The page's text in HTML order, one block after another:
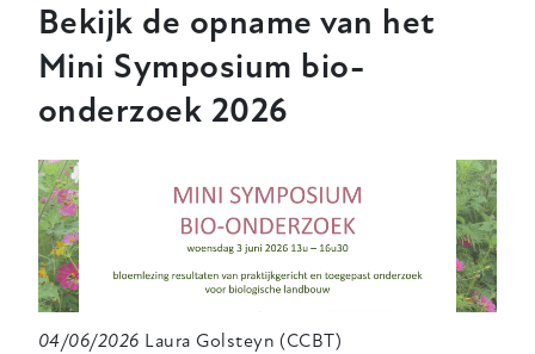
Bekijk de opname van het
Mini Symposium bio-
onderzoek 2026
04/06/2026 Laura Golsteyn (CCBT)